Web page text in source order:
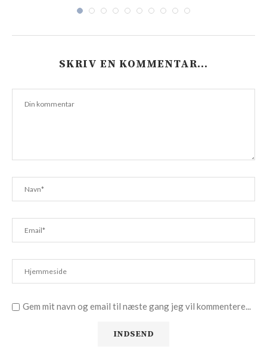
SKRIV EN KOMMENTAR…
Gem mit navn og email til næste gang jeg vil kommentere...